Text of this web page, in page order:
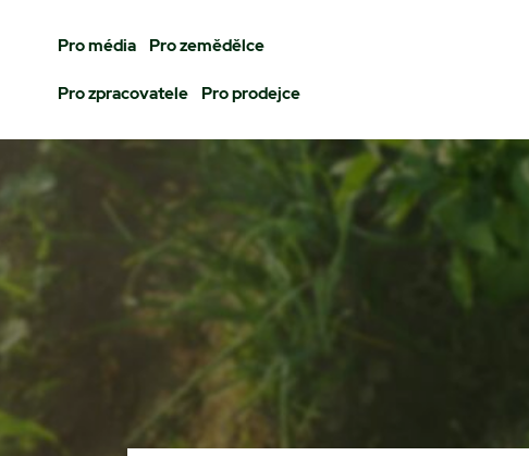
Pro média Pro zemědělce
Pro zpracovatele Pro prodejce